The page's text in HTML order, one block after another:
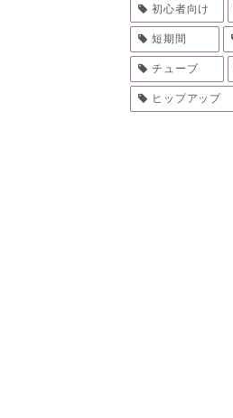
初心者向け
短期間
チューブ
ヒップアップ